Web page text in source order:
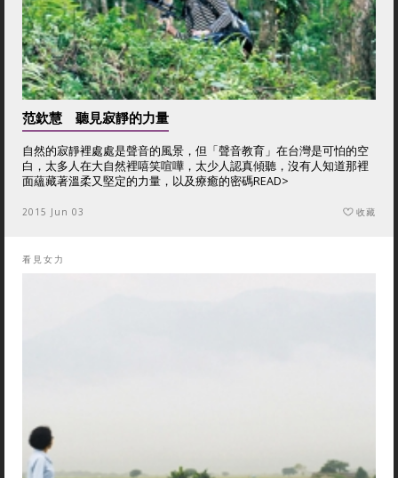
范欽慧 聽見寂靜的力量
自然的寂靜裡處處是聲音的風景，但「聲音教育」在台灣是可怕的空
白，太多人在大自然裡嘻笑喧嘩，太少人認真傾聽，沒有人知道那裡
面蘊藏著溫柔又堅定的力量，以及療癒的密碼READ>
2015 Jun 03 收藏
看見女力